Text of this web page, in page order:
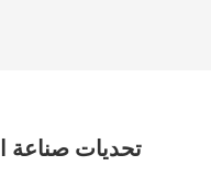
تحديات صناعة